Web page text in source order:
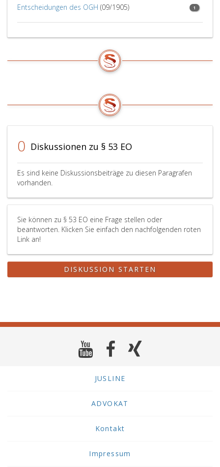
Entscheidungen des OGH (09/1905) 1
0 Diskussionen zu § 53 EO
Es sind keine Diskussionsbeiträge zu diesen Paragrafen
vorhanden.
Sie können zu § 53 EO eine Frage stellen oder
beantworten. Klicken Sie einfach den nachfolgenden roten
Link an!
DISKUSSION STARTEN
JUSLINE
ADVOKAT
Kontakt
Impressum